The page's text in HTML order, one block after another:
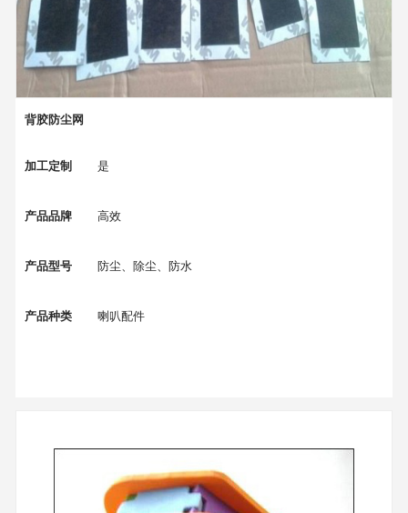
背胶防尘网
加工定制 是
产品品牌 高效
产品型号 防尘、除尘、防水
产品种类 喇叭配件